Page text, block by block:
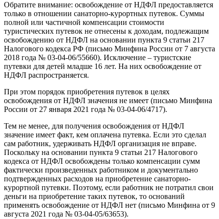
Обратите внимание: освобождение от НДФЛ предоставляется
только в отношении санаторно-курортных путевок. Суммы
полной или частичной компенсации стоимости
туристических путевок не отнесены к доходам, подлежащим
освобождению от НДФЛ на основании пункта 9 статьи 217
Налогового кодекса РФ (письмо Минфина России от 7 августа
2018 года № 03-04-06/55660). Исключение – туристские
путевки для детей младше 16 лет. На них освобождение от
НДФЛ распространяется.
При этом порядок приобретения путевок в целях
освобождения от НДФЛ значения не имеет (письмо Минфина
России от 27 января 2021 года № 03-04-06/4717).
Тем не менее, для получения освобождения от НДФЛ
значение имеет факт, кем оплачена путевка. Если это сделал
сам работник, удерживать НДФЛ организация не вправе.
Поскольку на основании пункта 9 статьи 217 Налогового
кодекса от НДФЛ освобождены только компенсации сумм
фактически произведенных работником и документально
подтвержденных расходов на приобретение санаторно-
курортной путевки. Поэтому, если работник не потратил свои
деньги на приобретение таких путевок, то оснований
применять освобождение от НДФЛ нет (письмо Минфина от 9
августа 2021 года № 03-04-05/63653).